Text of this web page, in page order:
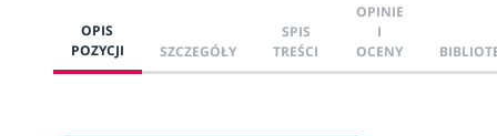
OPIS
POZYCJI
SZCZEGÓŁY
SPIS
TREŚCI
OPINIE
I
OCENY